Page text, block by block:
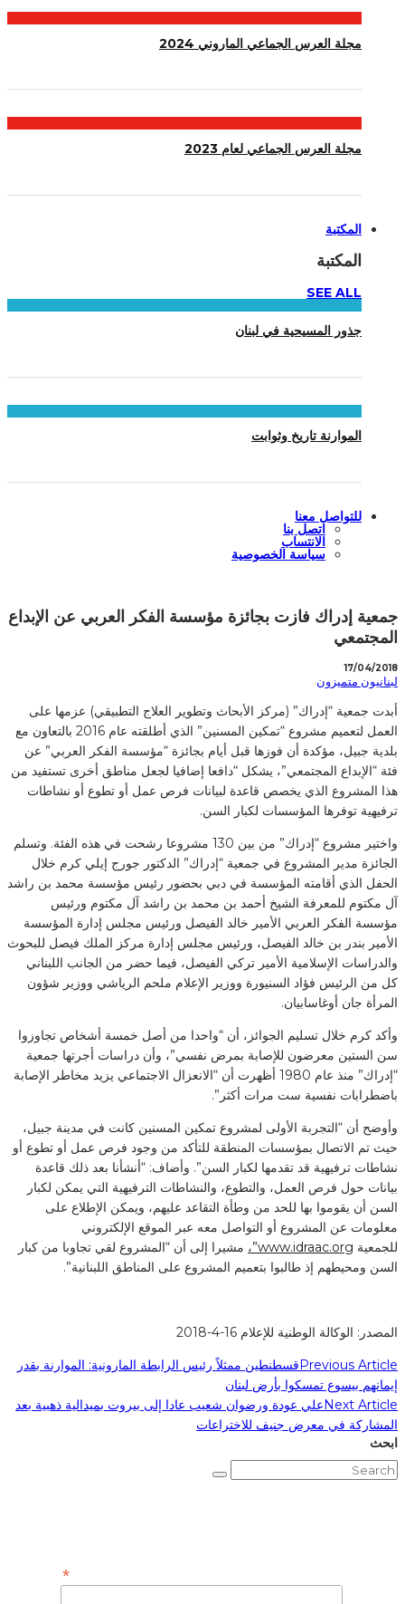
مجلة العرس الجماعي الماروني 2024
مجلة العرس الجماعي لعام 2023
المكتبة
المكتبة
SEE ALL
جذور المسيحية في لبنان
الموارنة تاريخ وثوابت
للتواصل معنا
اتصل بنا
الانتساب
سياسة الخصوصية
جمعية إدراك فازت بجائزة مؤسسة الفكر العربي عن الإبداع
المجتمعي
17/04/2018
لبنانيون متميزون
أبدت جمعية “إدراك” (مركز الأبحاث وتطوير العلاج التطبيقي) عزمها على
العمل لتعميم مشروع “تمكين المسنين” الذي أطلقته عام 2016 بالتعاون مع
بلدية جبيل، مؤكدة أن فوزها قبل أيام بجائزة “مؤسسة الفكر العربي” عن
فئة “الإبداع المجتمعي”، يشكل “دافعا إضافيا لجعل مناطق أخرى تستفيد من
هذا المشروع الذي يخصص قاعدة لبيانات فرص عمل أو تطوع أو نشاطات
ترفيهية توفرها المؤسسات لكبار السن.
واختير مشروع “إدراك” من بين 130 مشروعا رشحت في هذه الفئة. وتسلم
الجائزة مدير المشروع في جمعية “إدراك” الدكتور جورج إيلي كرم خلال
الحفل الذي أقامته المؤسسة في دبي بحضور رئيس مؤسسة محمد بن راشد
آل مكتوم للمعرفة الشيخ أحمد بن محمد بن راشد آل مكتوم ورئيس
مؤسسة الفكر العربي الأمير خالد الفيصل ورئيس مجلس إدارة المؤسسة
الأمير بندر بن خالد الفيصل، ورئيس مجلس إدارة مركز الملك فيصل للبحوث
والدراسات الإسلامية الأمير تركي الفيصل، فيما حضر من الجانب اللبناني
كل من الرئيس فؤاد السنيورة ووزير الإعلام ملحم الرياشي ووزير شؤون
المرأة جان أوغاسابيان.
وأكد كرم خلال تسليم الجوائز، أن “واحدا من أصل خمسة أشخاص تجاوزوا
سن الستين معرضون للإصابة بمرض نفسي”، وأن دراسات أجرتها جمعية
“إدراك” منذ عام 1980 أظهرت أن “الانعزال الاجتماعي يزيد مخاطر الإصابة
باضطرابات نفسية ست مرات أكثر”.
وأوضح أن “التجربة الأولى لمشروع تمكين المسنين كانت في مدينة جبيل،
حيث تم الاتصال بمؤسسات المنطقة للتأكد من وجود فرص عمل أو تطوع أو
نشاطات ترفيهية قد تقدمها لكبار السن”. وأضاف: “أنشأنا بعد ذلك قاعدة
بيانات حول فرص العمل، والتطوع، والنشاطات الترفيهية التي يمكن لكبار
السن أن يقوموا بها للحد من وطأة التقاعد عليهم، ويمكن الإطلاع على
معلومات عن المشروع أو التواصل معه عبر الموقع الإلكتروني
للجمعية www.idraac.org”،
مشيرا إلى أن “المشروع لقي تجاوبا من كبار
السن ومحيطهم إذ طالبوا بتعميم المشروع على المناطق اللبنانية”.
المصدر: الوكالة الوطنية للإعلام 16-4-2018
Previous Articleقسطنطين ممثلاً رئيس الرابطة المارونية: الموارنة بقدر
إيمانهم بيسوع تمسكوا بأرض لبنان
Next Articleعلي عودة ورضوان شعيب عادا إلى بيروت بميدالية ذهبية بعد
المشاركة في معرض جنيف للاختراعات
ابحث
*